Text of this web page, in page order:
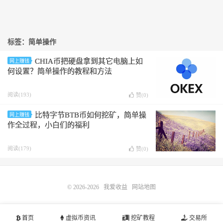
标签：简单操作
网上赚钱
CHIA币把硬盘拿到其它电脑上如
何设置？简单操作的教程和方法
阅读(193) 赞(0)
网上赚钱
比特字节BTB币如何挖矿，简单操
作全过程，小白们的福利
阅读(179) 赞(0)
首页 虚拟币资讯 挖矿教程 交易所
© 2026-2026 我爱收益 网站地图